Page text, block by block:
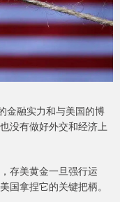
金融实力和与美国的博
没有做好外交和经济上
存美黄金一旦强行运
国拿捏它的关键把柄。